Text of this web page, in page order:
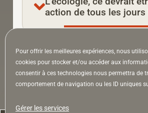
Pour offrir les meilleures expériences, nous
cookies pour stocker et/ou accéder aux
consentir à ces technologies nous permettra de
comportement de navigation ou les ID uniques
Gérer les services
action de tous les jours
À la Une